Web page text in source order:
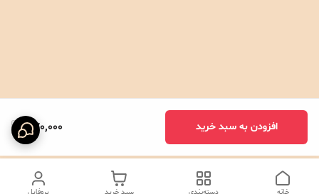
370,000 افزودن به سبد خرید